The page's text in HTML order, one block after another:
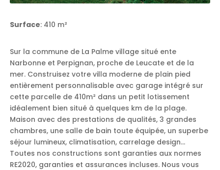
Surface: 410 m²
Sur la commune de La Palme village situé ente
Narbonne et Perpignan, proche de Leucate et de la
mer. Construisez votre villa moderne de plain pied
entièrement personnalisable avec garage intégré sur
cette parcelle de 410m² dans un petit lotissement
idéalement bien situé à quelques km de la plage.
Maison avec des prestations de qualités, 3 grandes
chambres, une salle de bain toute équipée, un superbe
séjour lumineux, climatisation, carrelage design…
Toutes nos constructions sont garanties aux normes
RE2020, garanties et assurances incluses. Nous vous